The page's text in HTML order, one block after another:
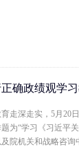
确政绩观学
走深走实，5月20
为“学习《习近平
院机关和战略咨询